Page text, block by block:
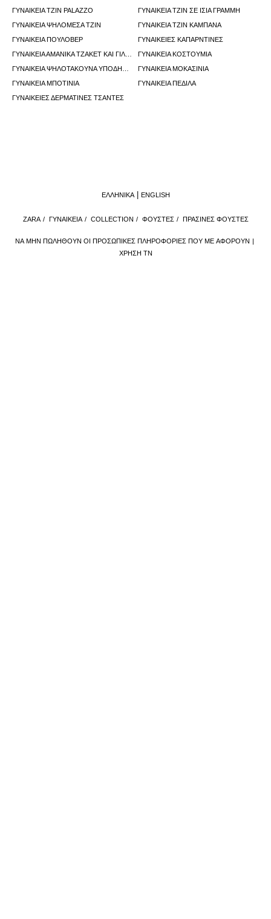
ΓΥΝΑΙΚΕΊΑ ΤΖΙΝ PALAZZO
ΓΥΝΑΙΚΕΊΑ ΤΖΙΝ ΣΕ ΊΣΙΑ ΓΡΑΜΜΉ
ΓΥΝΑΙΚΕΊΑ ΨΗΛΌΜΕΣΑ ΤΖΙΝ
ΓΥΝΑΙΚΕΊΑ ΤΖΙΝ ΚΑΜΠΆΝΑ
ΓΥΝΑΙΚΕΊΑ ΠΟΥΛΌΒΕΡ
ΓΥΝΑΙΚΕΊΕΣ ΚΑΠΑΡΝΤΊΝΕΣ
ΓΥΝΑΙΚΕΊΑ ΚΟΣΤΟΎΜΙΑ
ΓΥΝΑΙΚΕΊΑ ΜΟΚΑΣΊΝΙΑ
ΓΥΝΑΙΚΕΊΑ ΜΠΟΤΊΝΙΑ
ΓΥΝΑΙΚΕΊΑ ΠΈΔΙΛΑ
ΓΥΝΑΙΚΕΊΕΣ ΔΕΡΜΆΤΙΝΕΣ ΤΣΆΝΤΕΣ
ΝΑ ΜΗΝ ΠΩΛΗΘΟΎΝ ΟΙ ΠΡΟΣΩΠΙΚΈΣ ΠΛΗΡΟΦΟΡΊΕΣ ΠΟΥ ΜΕ ΑΦΟΡΟΎΝ
ΧΡΉΣΗ ΤΝ
ZARA / ΓΥΝΑΙΚΕΙΑ / COLLECTION / ΦΟΥΣΤΕΣ / ΠΡΆΣΙΝΕΣ ΦΟΎΣΤΕΣ
ΕΛΛΗΝΙΚΆ ENGLISH